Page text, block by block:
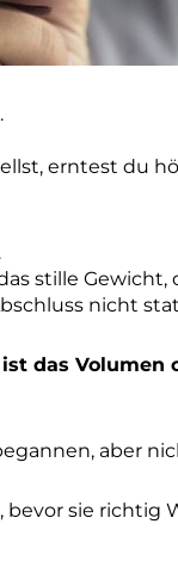
erntest du
stille Gewicht,
nicht
das Volumen
aber
bevor sie richtig